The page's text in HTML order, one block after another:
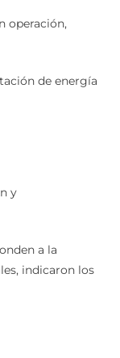
operación,
de energía
y
a la
indicaron los